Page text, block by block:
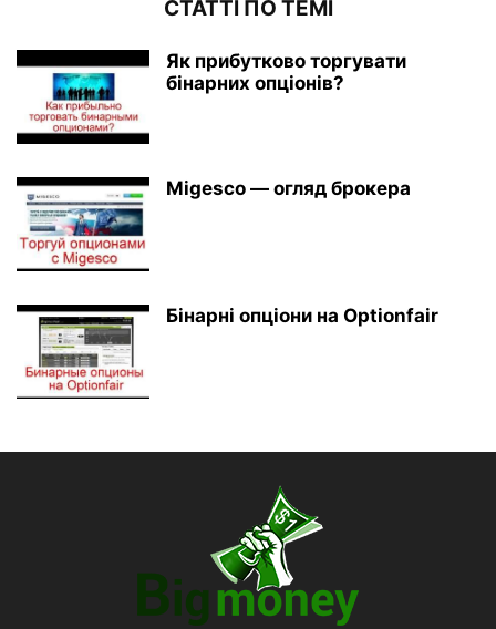
СТАТТІ ПО ТЕМІ
Як прибутково торгувати
бінарних опціонів?
Migesco — огляд брокера
Бінарні опціони на Optionfair